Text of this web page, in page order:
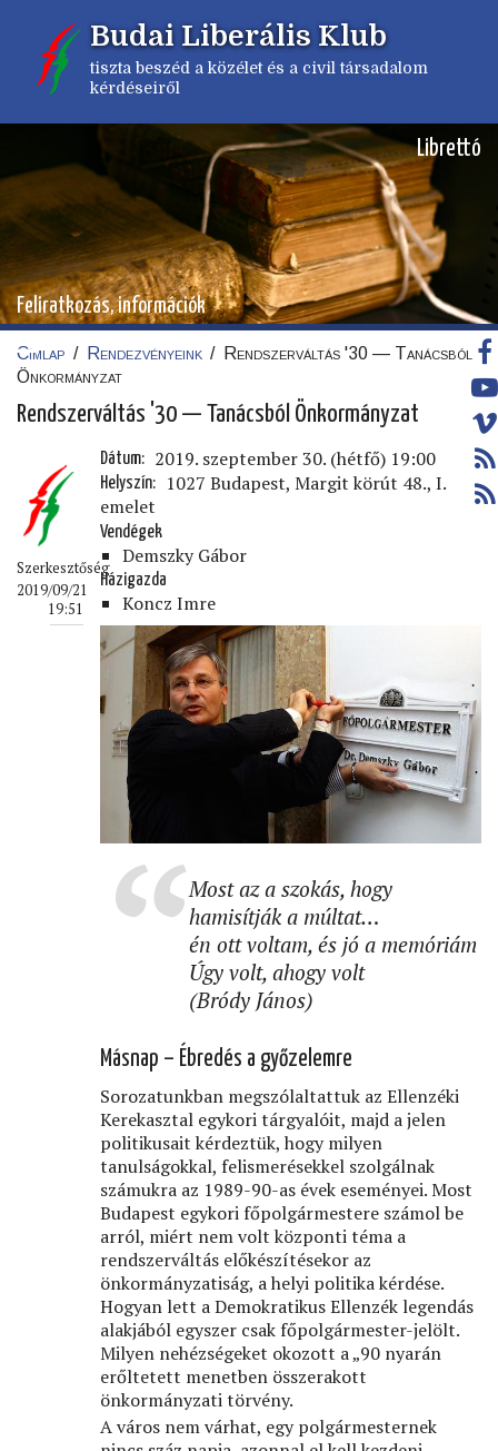
tartalomra
Budai Liberális Klub
tiszta beszéd a közélet és a civil társadalom
kérdéseiről
Librettó
Feliratkozás, információk
Morzsa
Címlap / Rendezvényeink /
Rendszerváltás '30 — Tanácsból
Önkormányzat
Rendszerváltás '30 — Tanácsból Önkormányzat
Szerkesztőség
2019/09/21
19:51
Dátum 2019. szeptember 30. (hétfő) 19:00
Helyszín
1027 Budapest, Margit körút 48., I.
emelet
Vendégek
Demszky Gábor
Házigazda
Koncz Imre
Most az a szokás, hogy
hamisítják a múltat…
én ott voltam, és jó a memóriám
Úgy volt, ahogy volt
(Bródy János)
Másnap – Ébredés a győzelemre
Sorozatunkban megszólaltattuk az Ellenzéki
Kerekasztal egykori tárgyalóit, majd a jelen
politikusait kérdeztük, hogy milyen
tanulságokkal, felismerésekkel szolgálnak
számukra az 1989-90-as évek eseményei. Most
Budapest egykori főpolgármestere számol be
arról, miért nem volt központi téma a
rendszerváltás előkészítésekor az
önkormányzatiság, a helyi politika kérdése.
Hogyan lett a Demokratikus Ellenzék legendás
alakjából egyszer csak főpolgármester-jelölt.
Milyen nehézségeket okozott a „90 nyarán
erőltetett menetben összerakott
önkormányzati törvény.
A város nem várhat, egy polgármesternek